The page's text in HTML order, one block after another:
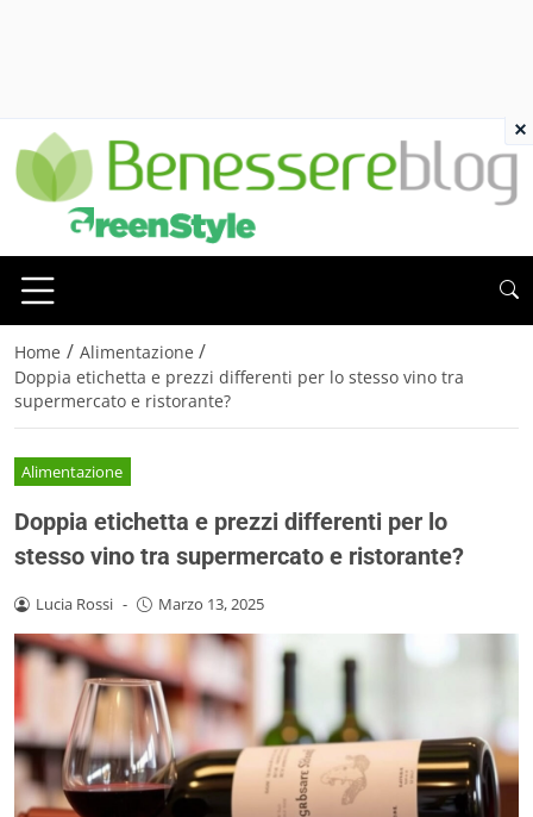
Home / Alimentazione /
Doppia etichetta e prezzi differenti per lo stesso vino tra
supermercato e ristorante?
Alimentazione
Doppia etichetta e prezzi differenti per lo
stesso vino tra supermercato e ristorante?
Lucia Rossi - Marzo 13, 2025
×